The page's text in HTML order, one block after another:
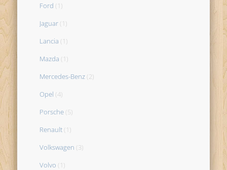
Ford (1)
Jaguar (1)
Lancia (1)
Mazda (1)
Mercedes-Benz (2)
Opel (4)
Porsche (5)
Renault (1)
Volkswagen (3)
Volvo (1)